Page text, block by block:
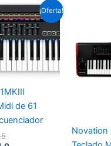
¡Oferta!
de 61
El
precio
original
era:
Soles
S/.3,070.5.
El
precio
actual
es:
Soles
S/.2,484.0.
Novation